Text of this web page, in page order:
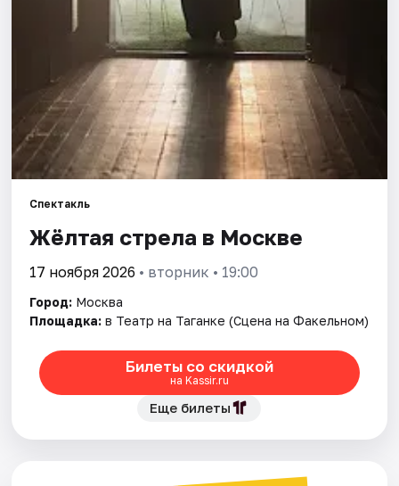
Рейтинги
Спектакль
Жёлтая стрела в Москве
17 ноября 2026 • вторник • 19:00
Город: Москва
Площадка: в Театр на Таганке (Сцена на Факельном)
Билеты со скидкой
на Kassir.ru
Еще билеты